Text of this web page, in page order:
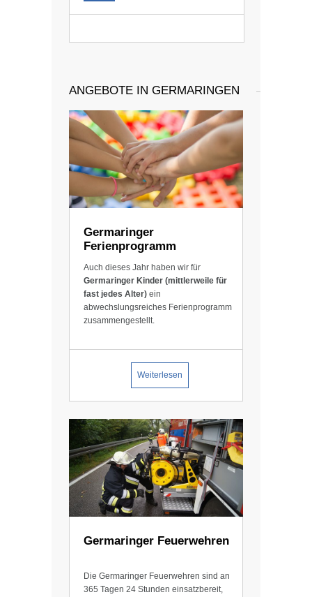
ANGEBOTE IN GERMARINGEN
Germaringer
Ferienprogramm
Auch dieses Jahr haben wir für
Germaringer Kinder (mittlerweile für
fast jedes Alter) ein
abwechslungsreiches Ferienprogramm
zusammengestellt.
Weiterlesen
Germaringer Feuerwehren
Die Germaringer Feuerwehren sind an
365 Tagen 24 Stunden einsatzbereit,